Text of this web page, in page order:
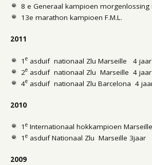
8 e Generaal kampioen morgenlossing
13e marathon kampioen F.M.L.
2011
1 easduif nationaal Zlu Marseille 4 jaar
2easduif nationaal Zlu Marseille 4 jaar
4easduif nationaal Zlu Barcelona 4
2010
1 eInternationaal hokkampioen Marseille
1 easduif Nationaal Zlu Marseille 3jaar
2009